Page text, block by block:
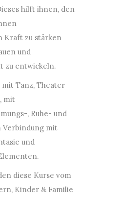
hilft ihnen, den
Kraft zu stärken
und
zu entwickeln.
Tanz, Theater
mit
, Ruhe-­ und
Verbindung mit
und
diese Kurse vom
Kinder & Familie